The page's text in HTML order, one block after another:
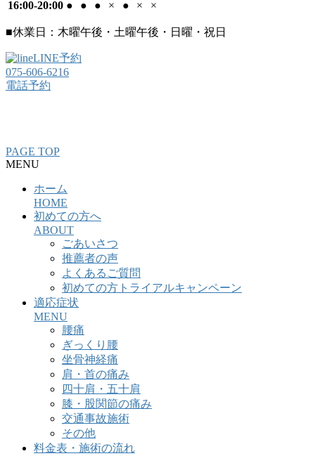
16:00-20:00 ● ● ● × ● × ×
■休業日：木曜午後・土曜午後・日曜・祝日
LINE予約
075-606-6216
電話予約
PAGE TOP
MENU
ホーム
HOME
初めての方へ
ABOUT
ごあいさつ
推薦者の声
よくあるご質問
初めての方トライアルキャンペーン
適応症状
MENU
腰痛
ぎっくり腰
坐骨神経痛
肩・首の痛み
四十肩・五十肩
膝・股関節の痛み
交通事故施術
その他
料金表・施術の流れ